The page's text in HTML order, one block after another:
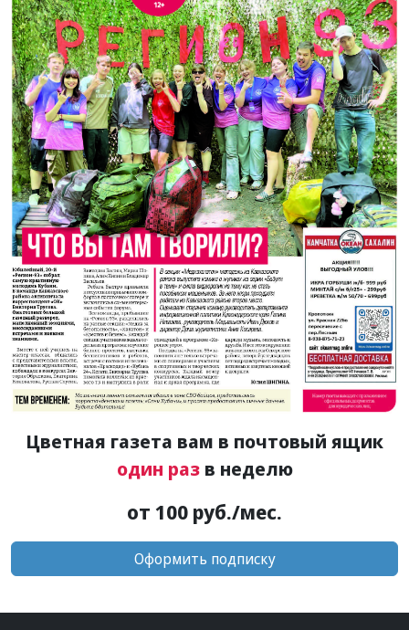
Цветная газета вам в почтовый ящик
один разв неделю
от 100 руб./мес.
Оформить подписку